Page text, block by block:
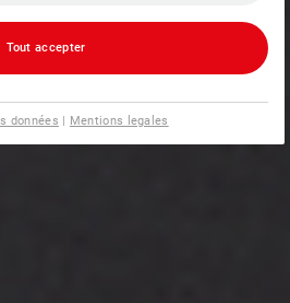
Tout accepter
données | Mentions legales